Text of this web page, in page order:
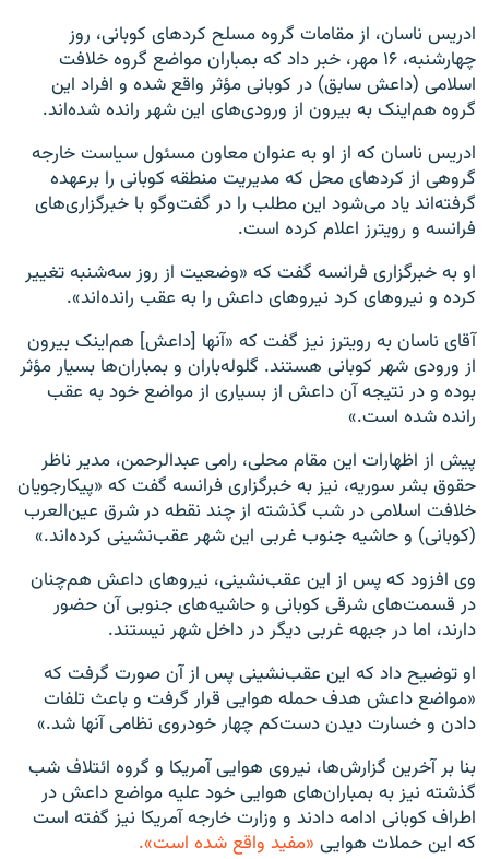
ادریس ناسان، از مقامات گروه مسلح کردهای کوبانی، روز
چهارشنبه، ۱۶ مهر، خبر داد که بمباران مواضع گروه خلافت
اسلامی (داعش سابق) در کوبانی مؤثر واقع شده و افراد این
گروه هم‌اینک به بیرون از ورودی‌های این شهر رانده شده‌اند.
ادریس ناسان که از او به عنوان معاون مسئول سیاست خارجه
گروهی از کردهای محل که مدیریت منطقه کوبانی را برعهده
گرفته‌اند یاد می‌شود این مطلب را در گفت‌وگو با خبرگزاری‌های
فرانسه و رویترز اعلام کرده‌ است.
او به خبرگزاری فرانسه گفت که «وضعیت از روز سه‌شنبه تغییر
کرده و نیروهای کرد نیروهای داعش را به عقب رانده‌اند».
آقای ناسان به رویترز نیز گفت که «آنها [داعش] هم‌اینک بیرون
از ورودی شهر کوبانی هستند. گلوله‌باران و بمباران‌ها بسیار مؤثر
بوده و در نتیجه آن داعش از بسیاری از مواضع خود به عقب
رانده شده‌ است.»
پیش از اظهارات این مقام محلی، رامی عبدالرحمن، مدیر ناظر
حقوق بشر سوریه، نیز به خبرگزاری فرانسه گفت که «پیکارجویان
خلافت اسلامی در شب گذشته از چند نقطه در شرق عین‌العرب
(کوبانی) و حاشیه جنوب غربی این شهر عقب‌نشینی کرده‌اند.»
وی افزود که پس از این عقب‌نشینی، نیروهای داعش هم‌چنان
در قسمت‌های شرقی کوبانی و حاشیه‌های جنوبی آن حضور
دارند، اما در جبهه غربی دیگر در داخل شهر نیستند.
او توضیح داد که این عقب‌نشینی پس از آن صورت گرفت که
«مواضع داعش هدف حمله هوایی قرار گرفت و باعث تلفات
دادن و خسارت دیدن دست‌کم چهار خودروی نظامی آنها شد.»
بنا بر آخرین گزارش‌ها، نیروی هوایی آمریکا و گروه ائتلاف شب
گذشته نیز به بمباران‌های هوایی خود علیه مواضع داعش در
اطراف کوبانی ادامه دادند و وزارت خارجه آمریکا نیز گفته‌ است
که این حملات هوایی «مفید واقع شده است».